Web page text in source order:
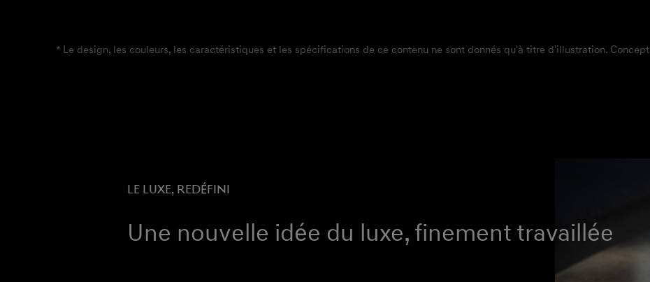
* Le design, les couleurs, les caractéristiques et les spécifications de ce contenu ne sont donnés qu'à titre d'illustration.
LE LUXE, REDÉFINI
Une nouvelle idée du luxe, finement travaillée